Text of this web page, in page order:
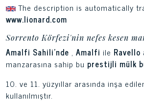
The description is automatically
www.lionard.com
Sorrento Körfezi'nin nefes kesen
Amalfi Sahili'nde , Amalfi ile Ravello
manzarasına sahip bu prestijli mülk
10. ve 11. yüzyıllar arasında inşa
kullanılmıştır.